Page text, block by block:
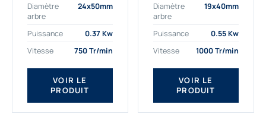
aux applications
sévères. Nous
déterminons,
fournissons
des moteurs
asynchrones depuis de
nombreuses années....
Diamètre
arbre
24x50mm
Puissance
0.37 Kw
Vitesse
750 Tr/min
VOIR LE
PRODUIT
0.55kw un
indispensable de votre
production. Ce moteur
être alimenté...
Diamètre
arbre
19x40mm
Puissance
0.55 Kw
Vitesse
1000 Tr/min
VOIR LE
PRODUIT